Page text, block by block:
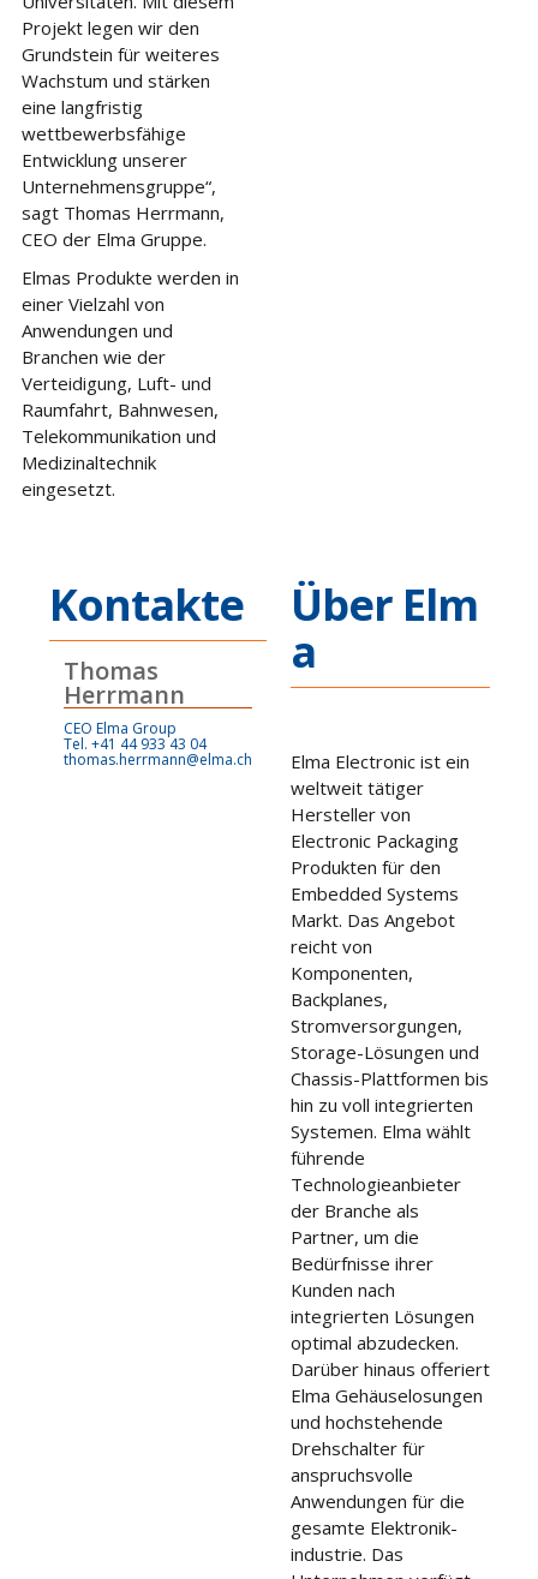
Projekt legen wir den
Grundstein für weiteres
Wachstum und stärken
eine langfristig
wettbewerbsfähige
Entwicklung unserer
Unternehmensgruppe“,
sagt Thomas Herrmann,
CEO der Elma Gruppe.
Elmas Produkte werden in
einer Vielzahl von
Anwendungen und
Branchen wie der
Verteidigung, Luft- und
Raumfahrt, Bahnwesen,
Telekommunikation und
Medizinaltechnik
eingesetzt.
Kontakte
Thomas
Herrmann
CEO Elma Group
Tel. +41 44 933 43 04
thomas.herrmann@elma.ch
Über Elm
a
Elma Electronic ist ein
weltweit tätiger
Hersteller von
Electronic Packaging
Produkten für den
Embedded Systems
Markt. Das Angebot
reicht von
Komponenten,
Backplanes,
Stromversorgungen,
Storage-Lösungen und
Chassis-Plattformen bis
hin zu voll integrierten
Systemen. Elma wählt
führende
Technologieanbieter
der Branche als
Partner, um die
Bedürfnisse ihrer
Kunden nach
integrierten Lösungen
optimal abzudecken.
Darüber hinaus offeriert
Elma Gehäuselosungen
und hochstehende
Drehschalter für
anspruchsvolle
Anwendungen für die
gesamte Elektronik-
industrie. Das